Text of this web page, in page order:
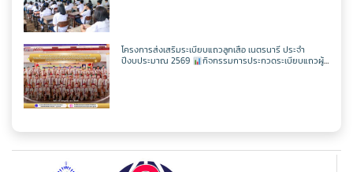
ตารางเรียน ม.5
ตารางเรียน ม.6
วิชาเพิ่มเติมโครงการส่งเสริมระเบียบแถวลูกเสือ เนตรนารี ประจำ
ปีงบประมาณ 2569
กิจกรรมการประกวดระเบียบแถวผู้